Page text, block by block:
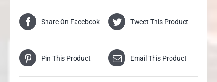
Share On Facebook Tweet This Product
Pin This Product Email This Product